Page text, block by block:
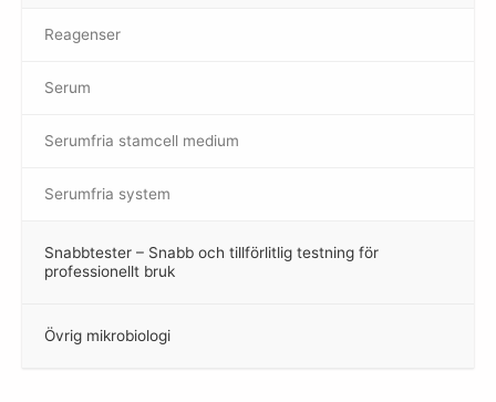
Reagenser
Serum
Serumfria stamcell medium
Serumfria system
Snabbtester – Snabb och tillförlitlig testning för
professionellt bruk
–
Övrig mikrobiologi
–